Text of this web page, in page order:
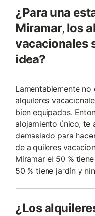
¿Para una
Miramar, los
vacacionales
idea?
Lamentablemente
alquileres
bien equipados.
alojamiento único, te
demasiado para
de alquileres
Miramar el 50 %
50 % tiene jardín y
¿Los